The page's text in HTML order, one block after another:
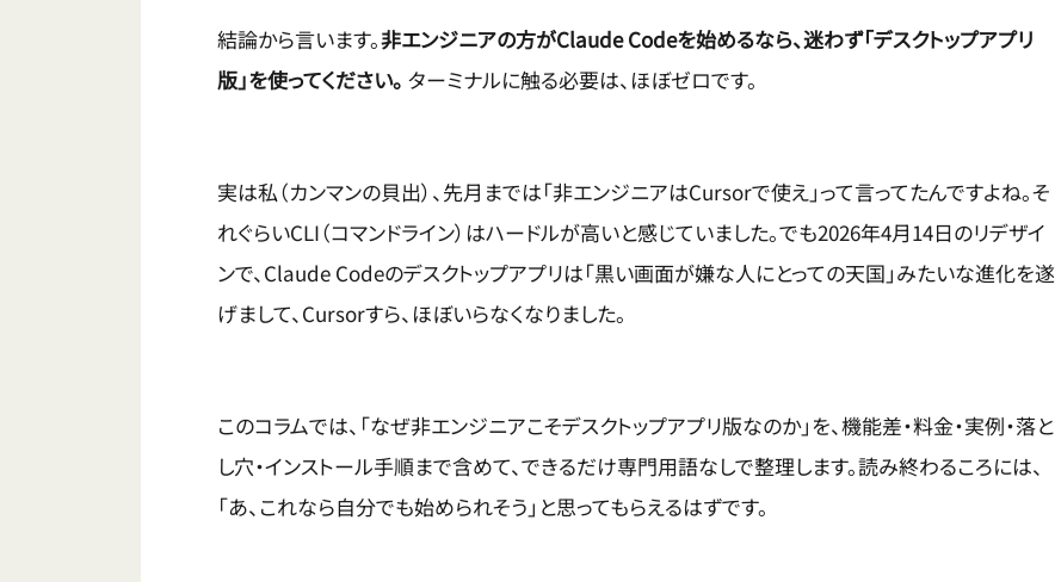
結論から言います。非エンジニアの方がClaude Codeを始めるなら、迷わず「デスクトップアプリ
版」を使ってください。 ターミナルに触る必要は、ほぼゼロです。
実は私（カンマンの貝出）、先月までは「非エンジニアはCursorで使え」って言ってたんですよね。そ
れぐらいCLI（コマンドライン）はハードルが高いと感じていました。でも2026年4月14日のリデザイ
ンで、Claude Codeのデスクトップアプリは「黒い画面が嫌な人にとっての天国」みたいな進化を遂
げまして、Cursorすら、ほぼいらなくなりました。
このコラムでは、「なぜ非エンジニアこそデスクトップアプリ版なのか」を、機能差・料金・実例・落と
し穴・インストール手順まで含めて、できるだけ専門用語なしで整理します。読み終わるころには、
「あ、これなら自分でも始められそう」と思ってもらえるはずです。